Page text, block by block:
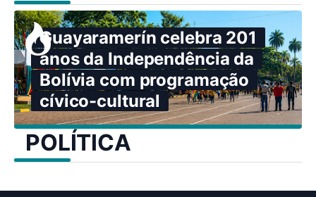
Guayaramerín celebra 201
anos da Independência da
Bolívia com programação
cívico-cultural
POLÍTICA